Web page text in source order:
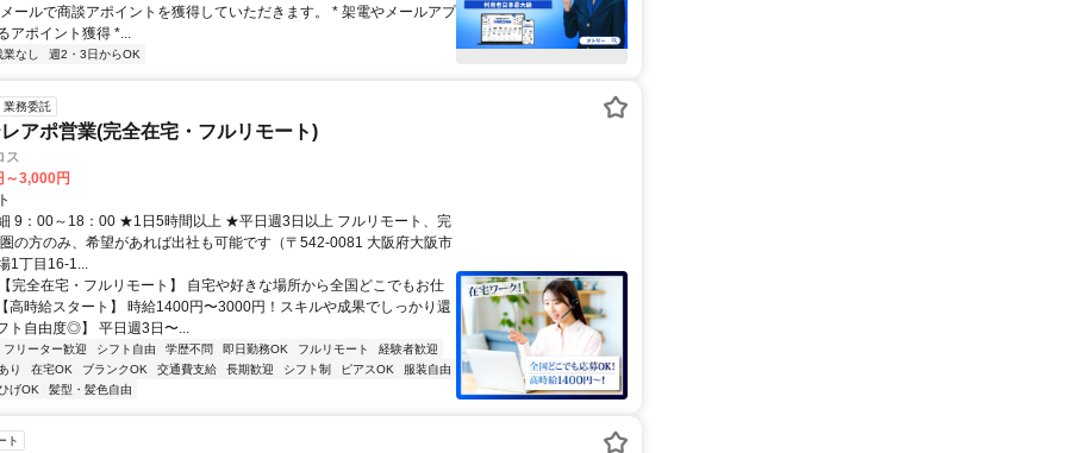
ールで商談アポイントを獲得していただきます。 * 架電やメールアプ
アポイント獲得 *...
業なし 週2・3日からOK
業務委託
アポ営業(完全在宅・フルリモート)
ス
3,000円
9：00～18：00 ★1日5時間以上 ★平日週3日以上 フルリモート、完
の方のみ、希望があれば出社も可能です（〒542-0081 大阪府大阪市
1丁目16-1...
完全在宅・フルリモート】 自宅や好きな場所から全国どこでもお仕
高時給スタート】 時給1400円〜3000円！スキルや成果でしっかり還
ト自由度◎】 平日週3日〜...
フリーター歓迎 シフト自由 学歴不問 即日勤務OK フルリモート
経験者歓迎
り
在宅OK ブランクOK 交通費支給 長期歓迎 シフト制 ピアスOK
服装自由
げOK
髪型・髪色自由
ト